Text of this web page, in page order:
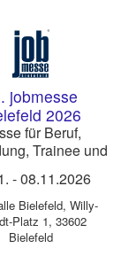
jobmesse
2026
für Beruf,
Trainee und
-08.11.2026
Bielefeld, Willy-
Platz 1, 33602
Bielefeld